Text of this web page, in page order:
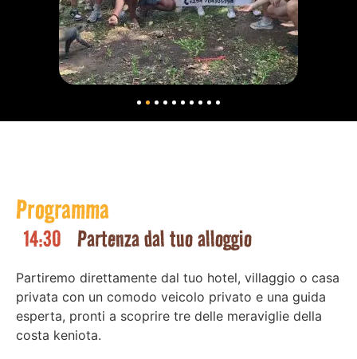
Programma
14:30 Partenza dal tuo alloggio
Partiremo direttamente dal tuo hotel, villaggio o casa
privata con un comodo veicolo privato e una guida
esperta, pronti a scoprire tre delle meraviglie della
costa keniota.